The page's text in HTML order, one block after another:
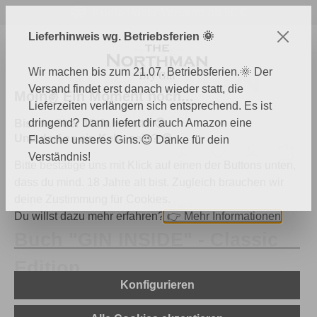
Edition
Moin✌️ Ein Moment noch...
Bist du über 18 Jahre alt? 🔞
Und darf es ein Keks sein? 🍪
Du willst dazu mehr erfahren? 👉 Mehr Informationen
Konfigurieren
Lieferhinweis wg. Betriebsferien 🌞
Wir machen bis zum 21.07. Betriebsferien.🌞 Der
Versand findet erst danach wieder statt, die
Lieferzeiten verlängern sich entsprechend. Es ist
dringend? Dann liefert dir auch Amazon eine
Flasche unseres Gins.😉 Danke für dein
Verständnis!